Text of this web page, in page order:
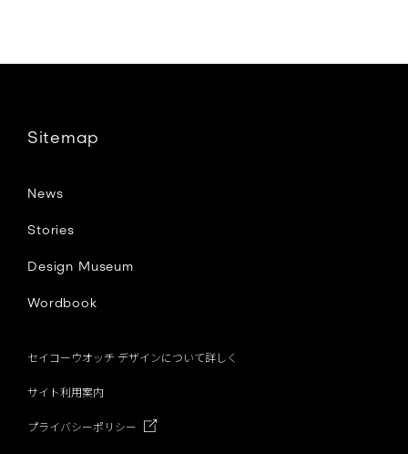
Sitemap
News
Stories
Design Museum
Wordbook
セイコーウオッチ デザインについて詳しく
サイト利用案内
プライバシーポリシー